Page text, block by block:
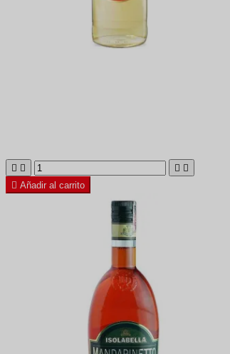
   
 Añadir al carrito